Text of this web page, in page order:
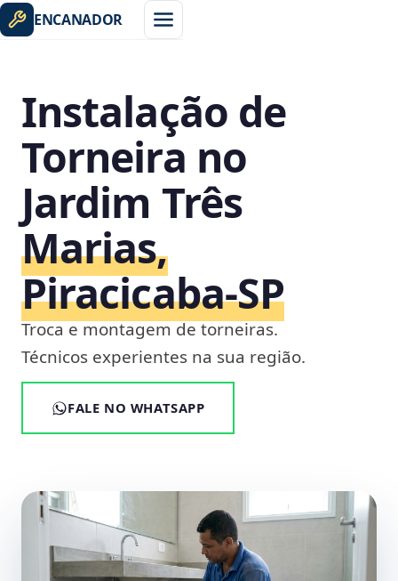
ENCANADOR
Instalação de
Torneira no
Jardim Três
Marias,
Piracicaba‑SP
Troca e montagem de torneiras.
Técnicos experientes na sua região.
FALE NO WHATSAPP